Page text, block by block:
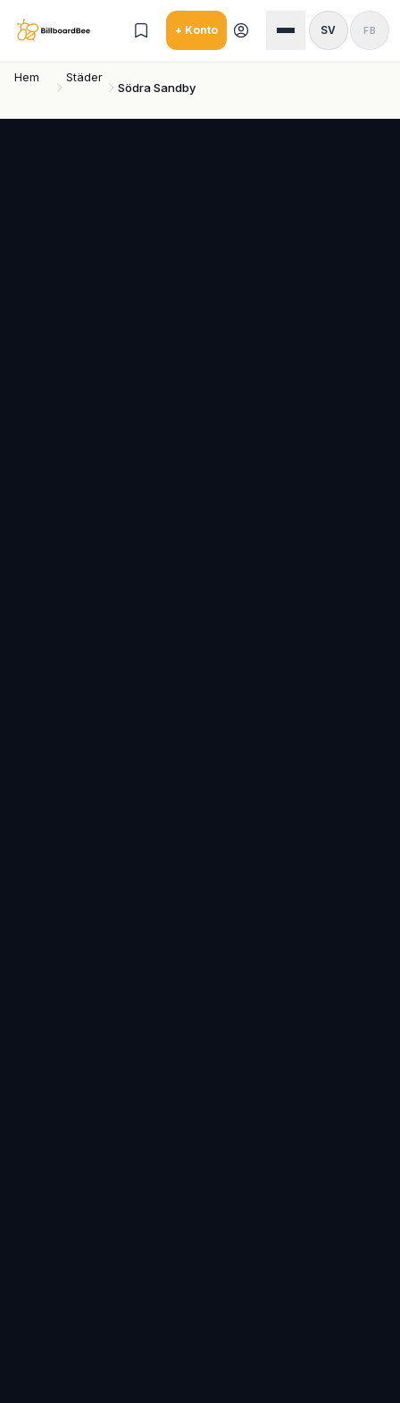
+ Konto SV FB
Hem Städer
Södra Sandby